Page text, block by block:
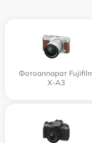
Фотоаппарат
X-A3